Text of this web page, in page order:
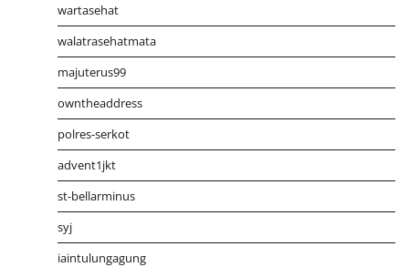
wartasehat
walatrasehatmata
majuterus99
owntheaddress
polres-serkot
advent1jkt
st-bellarminus
syj
iaintulungagung